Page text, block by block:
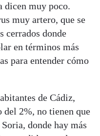
dicen muy poco.
muy artero, que se
cerrados donde
en términos más
para entender cómo
de Cádiz,
del 2%, no tienen que
donde hay más